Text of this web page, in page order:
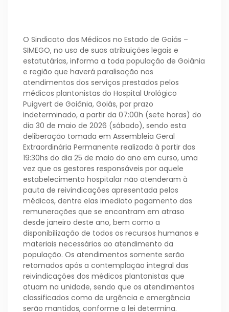
O Sindicato dos Médicos no Estado de Goiás –
SIMEGO, no uso de suas atribuições legais e
estatutárias, informa a toda população de Goiânia
e região que haverá paralisação nos
atendimentos dos serviços prestados pelos
médicos plantonistas do Hospital Urológico
Puigvert de Goiânia, Goiás, por prazo
indeterminado, a partir da 07:00h (sete horas) do
dia 30 de maio de 2026 (sábado), sendo esta
deliberação tomada em Assembleia Geral
Extraordinária Permanente realizada à partir das
19:30hs do dia 25 de maio do ano em curso, uma
vez que os gestores responsáveis por aquele
estabelecimento hospitalar não atenderam à
pauta de reivindicações apresentada pelos
médicos, dentre elas imediato pagamento das
remunerações que se encontram em atraso
desde janeiro deste ano, bem como a
disponibilização de todos os recursos humanos e
materiais necessários ao atendimento da
população. Os atendimentos somente serão
retomados após a contemplação integral das
reivindicações dos médicos plantonistas que
atuam na unidade, sendo que os atendimentos
classificados como de urgência e emergência
serão mantidos, conforme a lei determina.